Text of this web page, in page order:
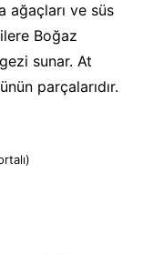
ağaçları ve süs
Boğaz
sunar. At
parçalarıdır.